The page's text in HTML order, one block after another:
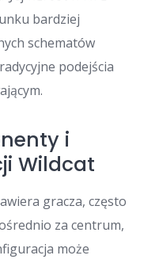
bardziej
schematów
podejścia
i
Wildcat
gracza, często
za centrum,
może